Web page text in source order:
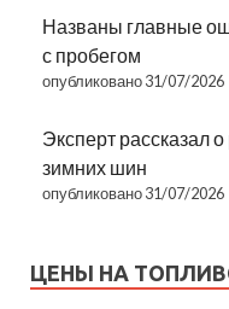
Названы главные
с пробегом
опубликовано 31/07/2026
Эксперт рассказал
зимних шин
опубликовано 31/07/2026
ЦЕНЫ НА